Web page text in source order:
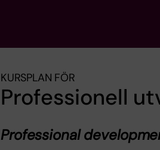
KURSPLAN FÖR
Professionell
Professional